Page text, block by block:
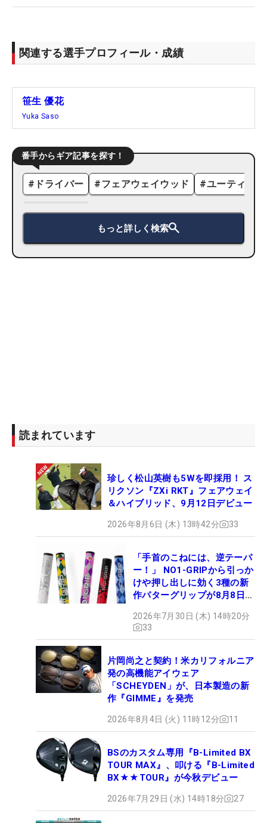
関連する選手プロフィール・成績
笹生 優花
Yuka Saso
番手からギア記事を探す！
# ドライバー #フェアウェイウッド #ユーティリ
もっと詳しく検索
読まれています
珍しく松山英樹も5Wを即採用！ ス
リクソン『ZXi RKT』フェアウェイ
＆ハイブリッド、9月12日デビュー
2026年8月6日 (木) 13時42分 33
「手首のこねには、逆テーパ
ー！」 NO1-GRIPから引っか
けや押し出しに効く3種の新
作パターグリップが8月8日デ
2026年7月30日 (木) 14時20分
33
片岡尚之と契約！米カリフォルニア
発の高機能アイウェア
「SCHEYDEN」が、日本製造の新
作『GIMME』を発売
2026年8月4日 (火) 11時12分 11
BSのカスタム専用『B-Limited BX
TOUR MAX』、叩ける『B-Limited
BX★★TOUR』が今秋デビュー
2026年7月29日 (水) 14時18分 27